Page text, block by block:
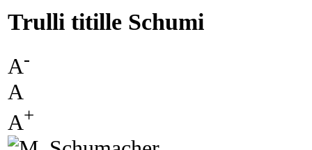
Trulli titille Schumi
A-
A
A+